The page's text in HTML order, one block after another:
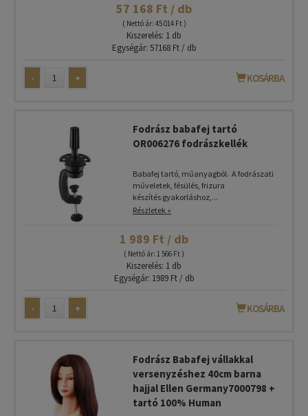
57 168 Ft / db
( Nettó ár: 45 014 Ft )
Kiszerelés: 1 db
Egységár: 57168 Ft / db
- + KOSÁRBA
Fodrász babafej tartó
OR006276 fodrászkellék
Babafej tartó, műanyagból. A fodrászati
műveletek, fésülés, frizura
készítés gyakorláshoz,...
Részletek »
1 989 Ft / db
( Nettó ár: 1 566 Ft )
Kiszerelés: 1 db
Egységár: 1989 Ft / db
- + KOSÁRBA
Fodrász Babafej vállakkal
versenyzéshez 40cm barna
hajjal Ellen Germany7000798 +
tartó 100% Human